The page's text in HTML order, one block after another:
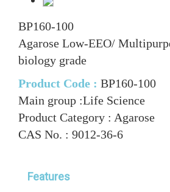
BP160-100
Agarose Low-EEO/
biology grade
Product Code : BP160-100
Main group :Life Science
Product Category : Agarose
CAS No. : 9012-36-6
Features